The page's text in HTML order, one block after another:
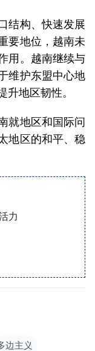
结构、快速发展
要地位，越南未
用。越南继续与
维护东盟中心地
地区韧性。
就地区和国际问
地区的和平、稳
力
边主义